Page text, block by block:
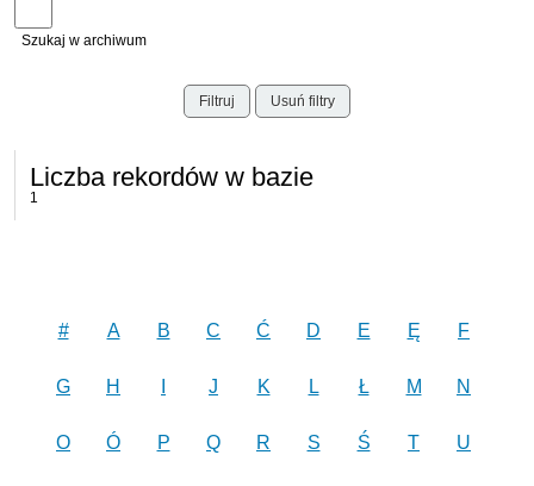
Szukaj w archiwum
Filtruj Usuń filtry
Liczba rekordów w bazie
1
# A B C Ć D E Ę F
G H J K L Ł M N
O Ó P Q R S Ś T U